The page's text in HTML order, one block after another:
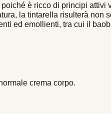
è ricco di principi
la tintarella risulterà non
ed emollienti, tra cui il
crema corpo.